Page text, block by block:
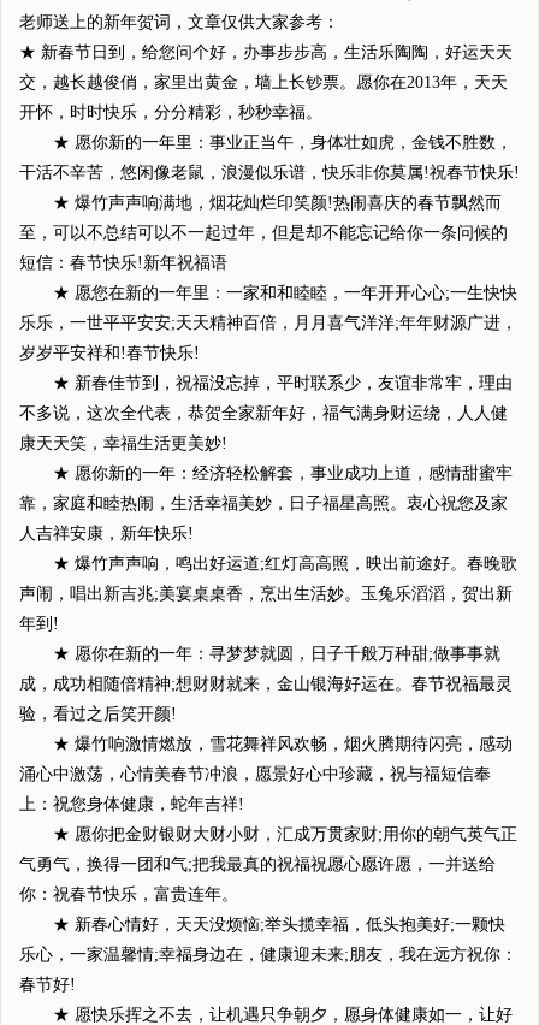
老师送上的新年贺词，文章仅供大家参考：
★ 新春节日到，给您问个好，办事步步高，生活乐陶陶，好运天天
交，越长越俊俏，家里出黄金，墙上长钞票。愿你在2013年，天天
开怀，时时快乐，分分精彩，秒秒幸福。
★ 愿你新的一年里：事业正当午，身体壮如虎，金钱不胜数，
干活不辛苦，悠闲像老鼠，浪漫似乐谱，快乐非你莫属!祝春节快乐!
★ 爆竹声声响满地，烟花灿烂印笑颜!热闹喜庆的春节飘然而
至，可以不总结可以不一起过年，但是却不能忘记给你一条问候的
短信：春节快乐!新年祝福语
★ 愿您在新的一年里：一家和和睦睦，一年开开心心;一生快快
乐乐，一世平平安安;天天精神百倍，月月喜气洋洋;年年财源广进，
岁岁平安祥和!春节快乐!
★ 新春佳节到，祝福没忘掉，平时联系少，友谊非常牢，理由
不多说，这次全代表，恭贺全家新年好，福气满身财运绕，人人健
康天天笑，幸福生活更美妙!
★ 愿你新的一年：经济轻松解套，事业成功上道，感情甜蜜牢
靠，家庭和睦热闹，生活幸福美妙，日子福星高照。衷心祝您及家
人吉祥安康，新年快乐!
★ 爆竹声声响，鸣出好运道;红灯高高照，映出前途好。春晚歌
声闹，唱出新吉兆;美宴桌桌香，烹出生活妙。玉兔乐滔滔，贺出新
年到!
★ 愿你在新的一年：寻梦梦就圆，日子千般万种甜;做事事就
成，成功相随倍精神;想财财就来，金山银海好运在。春节祝福最灵
验，看过之后笑开颜!
★ 爆竹响激情燃放，雪花舞祥风欢畅，烟火腾期待闪亮，感动
涌心中激荡，心情美春节冲浪，愿景好心中珍藏，祝与福短信奉
上：祝您身体健康，蛇年吉祥!
★ 愿你把金财银财大财小财，汇成万贯家财;用你的朝气英气正
气勇气，换得一团和气;把我最真的祝福祝愿心愿许愿，一并送给
你：祝春节快乐，富贵连年。
★ 新春心情好，天天没烦恼;举头揽幸福，低头抱美好;一颗快
乐心，一家温馨情;幸福身边在，健康迎未来;朋友，我在远方祝你：
春节好!
★ 愿快乐挥之不去，让机遇只争朝夕，愿身体健康如一，让好